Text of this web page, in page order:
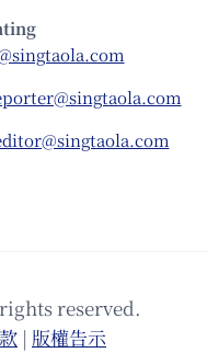
reserved.
| 版權告⽰